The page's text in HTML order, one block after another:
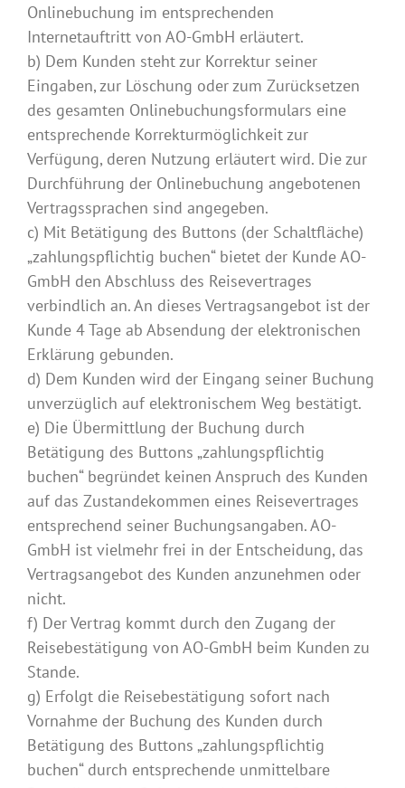
Onlinebuchung im entsprechenden
Internetauftritt von AO-GmbH erläutert.
b) Dem Kunden steht zur Korrektur seiner
Eingaben, zur Löschung oder zum Zurücksetzen
des gesamten Onlinebuchungsformulars eine
entsprechende Korrekturmöglichkeit zur
Verfügung, deren Nutzung erläutert wird. Die zur
Durchführung der Onlinebuchung angebotenen
Vertragssprachen sind angegeben.
c) Mit Betätigung des Buttons (der Schaltfläche)
„zahlungspflichtig buchen“ bietet der Kunde AO-
GmbH den Abschluss des Reisevertrages
verbindlich an. An dieses Vertragsangebot ist der
Kunde 4 Tage ab Absendung der elektronischen
Erklärung gebunden.
d) Dem Kunden wird der Eingang seiner Buchung
unverzüglich auf elektronischem Weg bestätigt.
e) Die Übermittlung der Buchung durch
Betätigung des Buttons „zahlungspflichtig
buchen“ begründet keinen Anspruch des Kunden
auf das Zustandekommen eines Reisevertrages
entsprechend seiner Buchungsangaben. AO-
GmbH ist vielmehr frei in der Entscheidung, das
Vertragsangebot des Kunden anzunehmen oder
nicht.
f) Der Vertrag kommt durch den Zugang der
Reisebestätigung von AO-GmbH beim Kunden zu
Stande.
g) Erfolgt die Reisebestätigung sofort nach
Vornahme der Buchung des Kunden durch
Betätigung des Buttons „zahlungspflichtig
buchen“ durch entsprechende unmittelbare